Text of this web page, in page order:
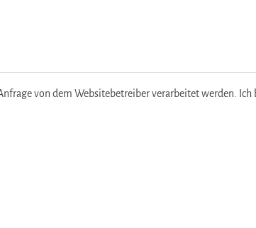
von dem Websitebetreiber verarbeitet werden. Ich